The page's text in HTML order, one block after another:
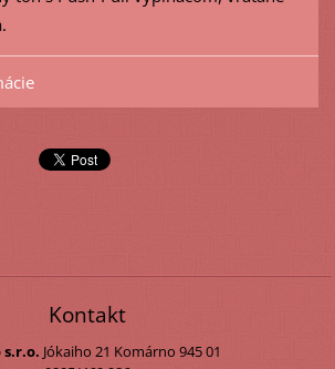
Kontakt
s.r.o. Jókaiho 21 Komárno 945 01